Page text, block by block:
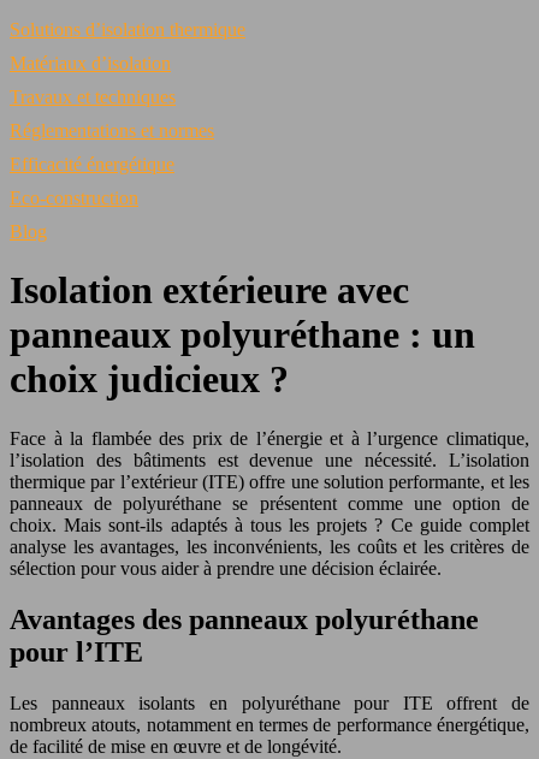
Solutions d’isolation thermique
Matériaux d’isolation
Travaux et techniques
Réglementations et normes
Efficacité énergétique
Eco-construction
Blog
Isolation extérieure avec
panneaux polyuréthane : un
choix judicieux ?
Face à la flambée des prix de l’énergie et à l’urgence climatique,
l’isolation des bâtiments est devenue une nécessité. L’isolation
thermique par l’extérieur (ITE) offre une solution performante, et les
panneaux de polyuréthane se présentent comme une option de
choix. Mais sont-ils adaptés à tous les projets ? Ce guide complet
analyse les avantages, les inconvénients, les coûts et les critères de
sélection pour vous aider à prendre une décision éclairée.
Avantages des panneaux polyuréthane
pour l’ITE
Les panneaux isolants en polyuréthane pour ITE offrent de
nombreux atouts, notamment en termes de performance énergétique,
de facilité de mise en œuvre et de longévité.